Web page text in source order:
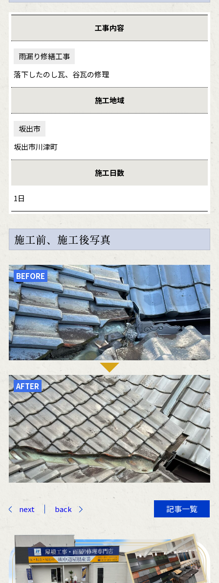
工事内容
雨漏り修繕工事
落下したのし瓦、谷瓦の修理
施工地域
坂出市
坂出市川津町
施工日数
1日
施工前、施工後写真
BEFORE
AFTER
next back 記事一覧